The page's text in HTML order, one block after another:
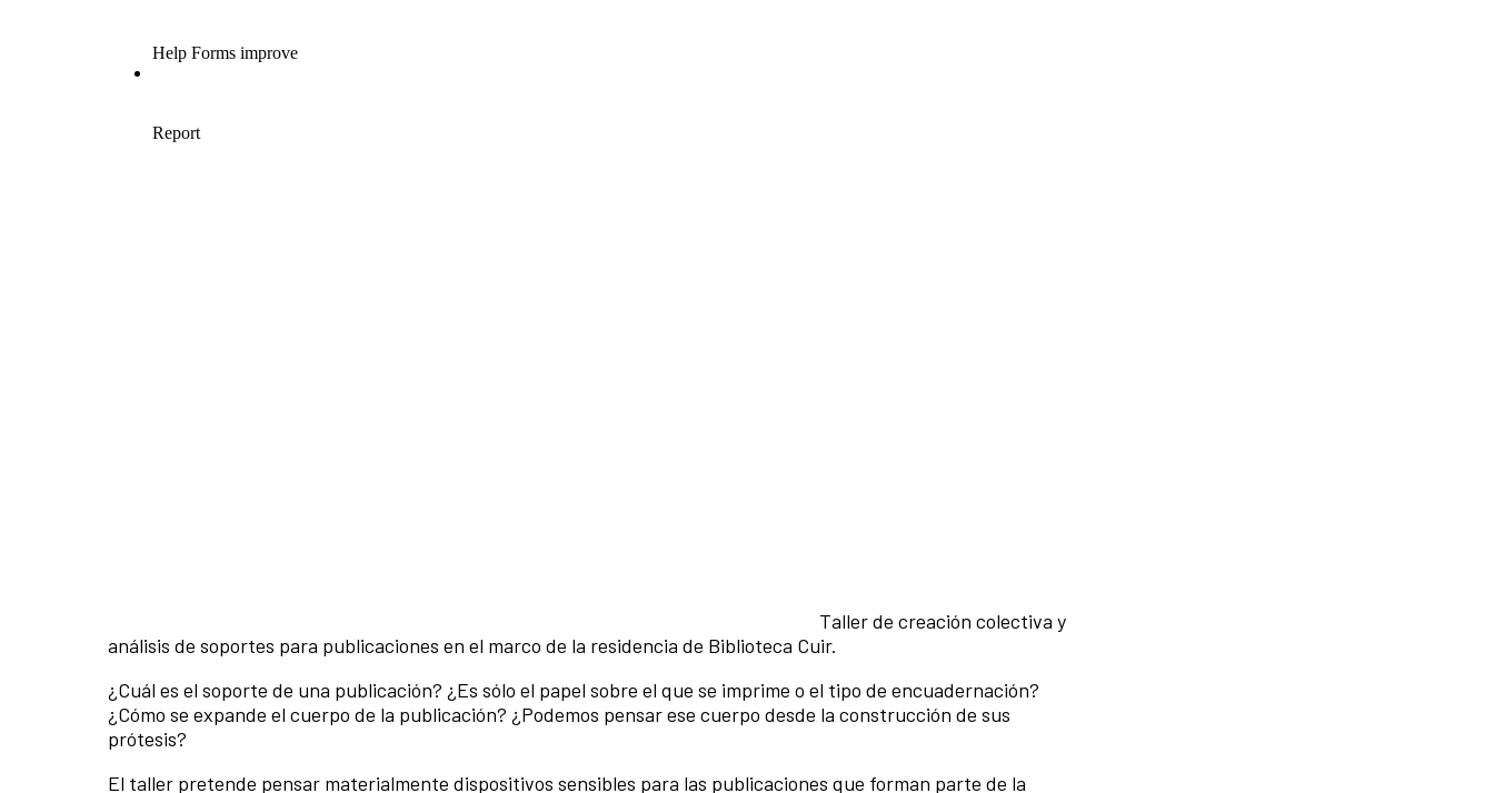
Taller de creación colectiva y
análisis de soportes para publicaciones en el marco de la residencia de Biblioteca Cuir.
¿Cuál es el soporte de una publicación? ¿Es sólo el papel sobre el que se imprime o el tipo de encuadernación?
¿Cómo se expande el cuerpo de la publicación? ¿Podemos pensar ese cuerpo desde la construcción de sus
prótesis?
El taller pretende pensar materialmente dispositivos sensibles para las publicaciones que forman parte de la